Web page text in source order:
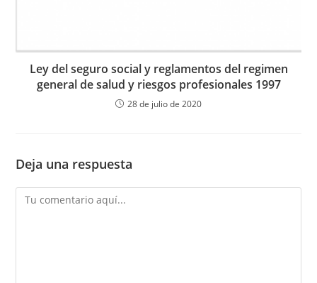
Ley del seguro social y reglamentos del regimen
general de salud y riesgos profesionales 1997
28 de julio de 2020
Deja una respuesta
Comentario